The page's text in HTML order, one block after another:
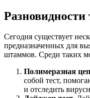
Разновидности
Сегодня существует
предназначенных для
штаммов. Среди таких
Полимеразная
собой тест,
и отследить